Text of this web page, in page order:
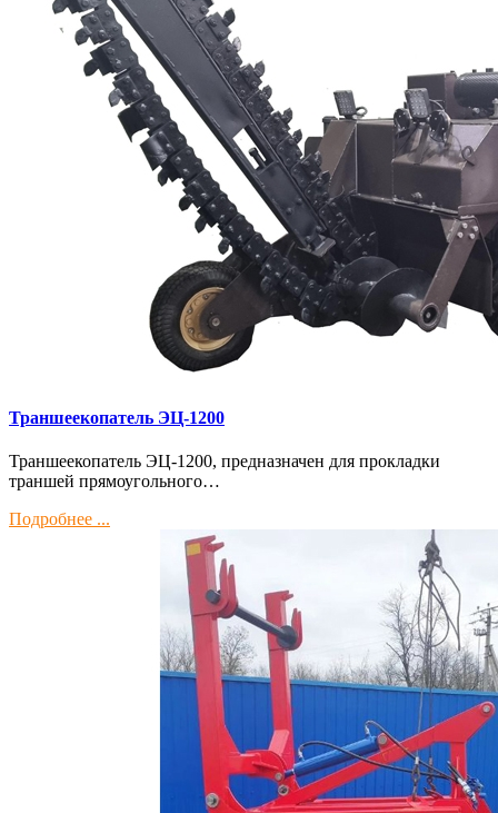
Траншеекопатель ЭЦ-1200
Траншеекопатель ЭЦ-1200, предназначен для прокладки
траншей прямоугольного…
Подробнее ...